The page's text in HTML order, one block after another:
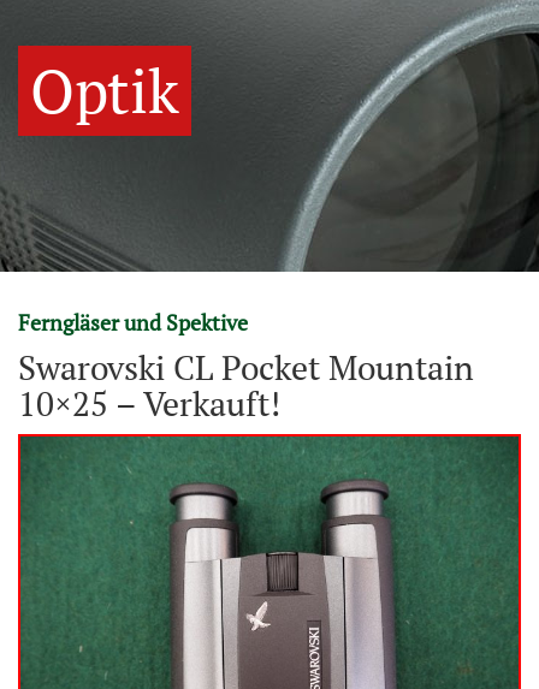
Optik
Ferngläser und Spektive
Swarovski CL Pocket Mountain
10×25 – Verkauft!